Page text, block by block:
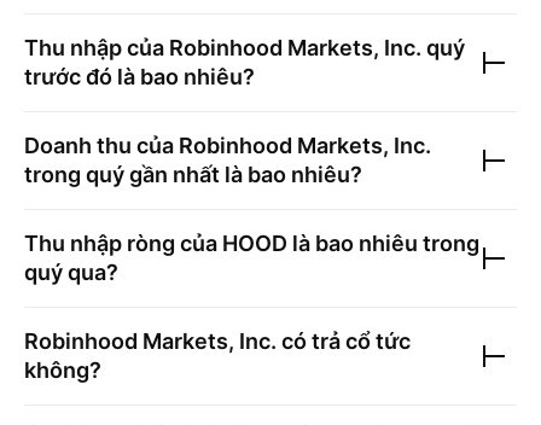
Thu nhập của Robinhood Markets, Inc. quý
trước đó là bao nhiêu?
Doanh thu của Robinhood Markets, Inc.
trong quý gần nhất là bao nhiêu?
Thu nhập ròng của HOOD là bao nhiêu trong
quý qua?
Robinhood Markets, Inc. có trả cổ tức
không?